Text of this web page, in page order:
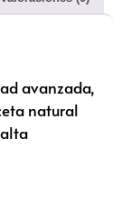
avanzada,
natural